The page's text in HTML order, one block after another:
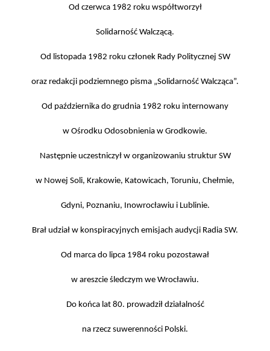
Od czerwca 1982 roku współtworzył
Solidarność Walczącą.
Od listopada 1982 roku członek Rady Politycznej SW
oraz redakcji podziemnego pisma „Solidarność Walcząca”.
Od października do grudnia 1982 roku internowany
w Ośrodku Odosobnienia w Grodkowie.
Następnie uczestniczył w organizowaniu struktur SW
w Nowej Soli, Krakowie, Katowicach, Toruniu, Chełmie,
Gdyni, Poznaniu, Inowrocławiu i Lublinie.
Brał udział w konspiracyjnych emisjach audycji Radia SW.
Od marca do lipca 1984 roku pozostawał
w areszcie śledczym we Wrocławiu.
Do końca lat 80. prowadził działalność
na rzecz suwerenności Polski.